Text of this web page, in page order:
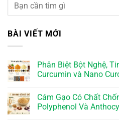
BÀI VIẾT MỚI
Phân Biệt Bột Nghệ,
Curcumin và Nano
Cám Gạo Có Chất
Polyphenol Và